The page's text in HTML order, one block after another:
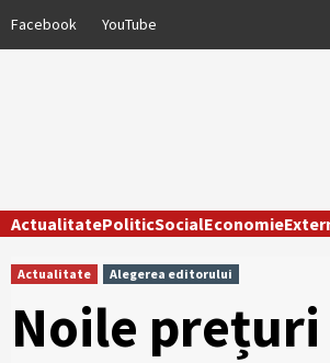
Facebook YouTube
ActualitatePoliticSocialEconomie
Actualitate Alegerea editorului
Noile